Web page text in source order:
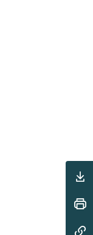
Outils